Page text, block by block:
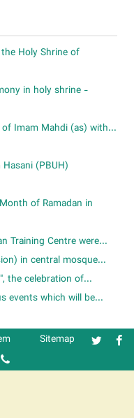
Holy Shrine of
in holy shrine -
Imam Mahdi (as) with...
(PBUH)
of Ramadan in
Training Centre were...
in central mosque...
the celebration of...
events which will be...
Sitemap